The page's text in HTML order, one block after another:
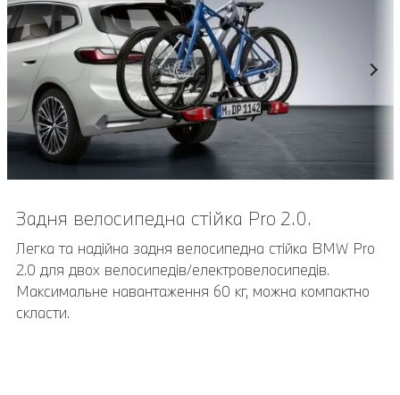
Задня велосипедна стійка Pro 2.0.
Легка та надійна задня велосипедна стійка BMW Pro
2.0 для двох велосипедів/електровелосипедів.
Максимальне навантаження 60 кг, можна компактно
скласти.